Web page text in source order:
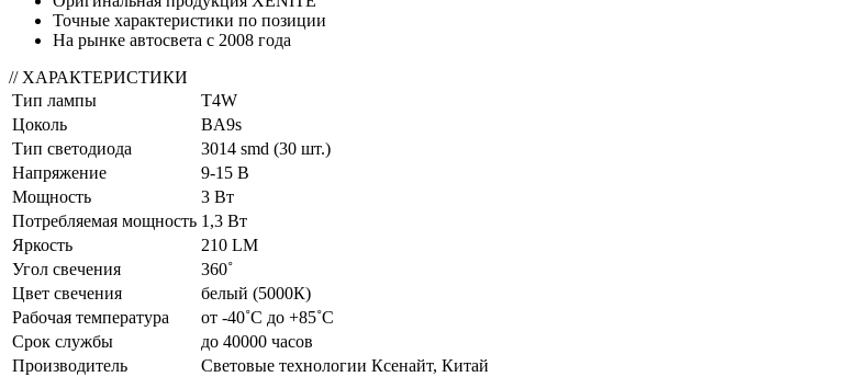
Точные характеристики по позиции
На рынке автосвета с 2008 года
// ХАРАКТЕРИСТИКИ
Тип лампы
Т4W
Цоколь
BA9s
Тип светодиода
3014 smd (30 шт.)
Напряжение
9-15 В
Мощность
3 Вт
Потребляемая мощность 1,3 Вт
Яркость
210 LM
Угол свечения
360˚
Цвет свечения
белый (5000К)
Рабочая температура
от -40˚С до +85˚С
Срок службы
до 40000 часов
Производитель
Световые технологии Ксенайт, Китай